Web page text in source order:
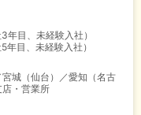
目、未経験入社）
目、未経験入社）
城（仙台）／愛知（名古
・営業所